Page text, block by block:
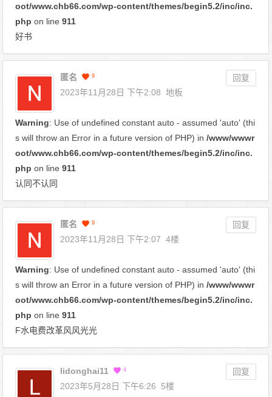
oot/www.chb66.com/wp-content/themes/begin5.2/inc/inc.
php on line911
好书
匿名 9
回复
2023年11月28日 下午2:08 地板
Warning: Use of undefined constant auto - assumed 'auto' (thi
s will throw an Error in a future version of PHP) in/www/wwwr
oot/www.chb66.com/wp-content/themes/begin5.2/inc/inc.
php on line911
认同不认同
匿名 9
回复
2023年11月28日 下午2:07 4楼
Warning: Use of undefined constant auto - assumed 'auto' (thi
s will throw an Error in a future version of PHP) in/www/wwwr
oot/www.chb66.com/wp-content/themes/begin5.2/inc/inc.
php on line911
F水电费改革风风光光
lidonghai11 4
回复
2023年5月28日 下午6:26
5楼